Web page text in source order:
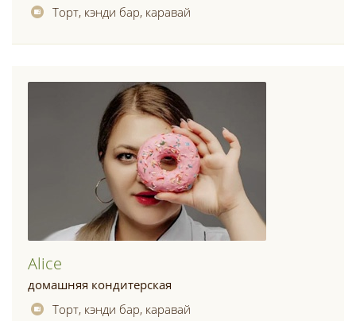
Торт, кэнди бар, каравай
Alice
домашняя кондитерская
Торт, кэнди бар, каравай